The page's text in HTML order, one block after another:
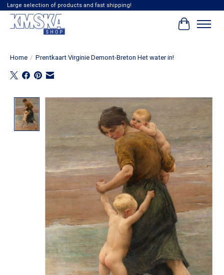
Large selection of products and fast shipping!
Home / Prentkaart Virginie Demont-Breton Het water in!
Product image slideshow Items